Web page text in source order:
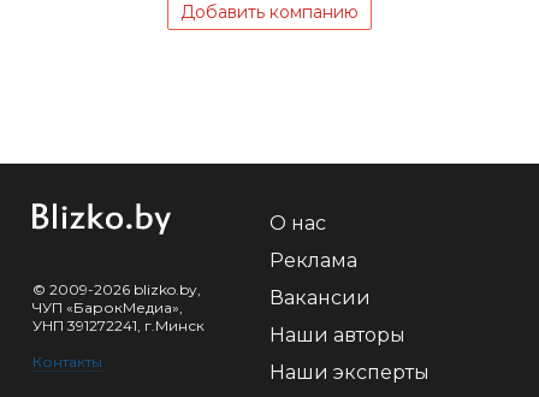
Добавить компанию
© 2009-2026 blizko.by,
ЧУП «БарокМедиа»,
УНП 391272241, г.Минск
Контакты
О нас
Реклама
Вакансии
Наши авторы
Наши эксперты